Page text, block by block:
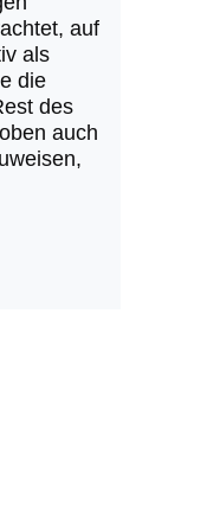
auf
als
die
des
auch